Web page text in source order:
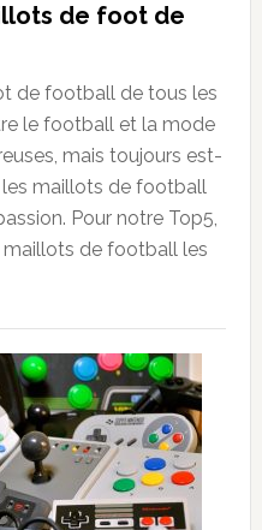
de foot de
de football de tous les
le football et la mode
mais toujours est-
maillots de football
Pour notre Top5,
maillots de football les